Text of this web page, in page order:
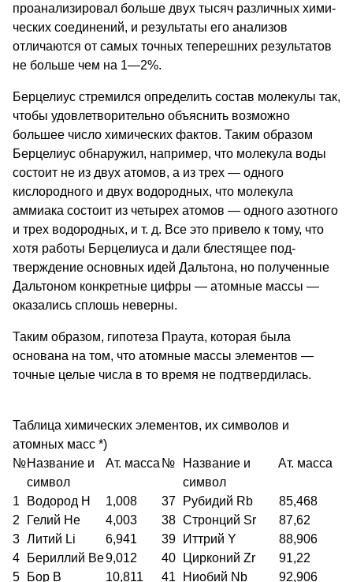
проанализировал больше двух тысяч различных хими­
ческих соединений, и результаты его анализов
отличаются от самых точных теперешних результатов
не больше чем на 1—2%.
Берце­лиус стремился определить состав молекулы так,
чтобы удовлетворительно объяснить возможно
большее число хи­мических фактов. Таким образом
Берцелиус обнаружил, например, что молекула воды
состоит не из двух атомов, а из трех — одного
кислородного и двух водородных, что молекула
аммиака состоит из четырех атомов — одного азотного
и трех водородных, и т. д. Все это привело к тому, что
хотя работы Берцелиуса и дали блестящее под­
тверждение основных идей Дальтона, но полученные
Дальтоном конкретные цифры — атомные массы —
оказа­лись сплошь неверны.
Таким образом, гипотеза Праута, ко­торая была
основана на том, что атомные массы элемен­тов —
точные целые числа в то время не подтвердилась.
Таблица химических элементов, их символов и
атомных масс *)
№Название и
символ
Ат. масса №
Название и
символ
Ат. масса
1 Водород Н 1,008 37 Рубидий Rb
85,468
2
Гелий Не 4,003 38 Стронций Sr
87,62
3 Литий Li 6,941 39 Иттрий Y
88,906
4
Бериллий Be9,012 40 Цирконий Zr
91,22
5
Бор В 10,811 41 Ниобий Nb 92,906